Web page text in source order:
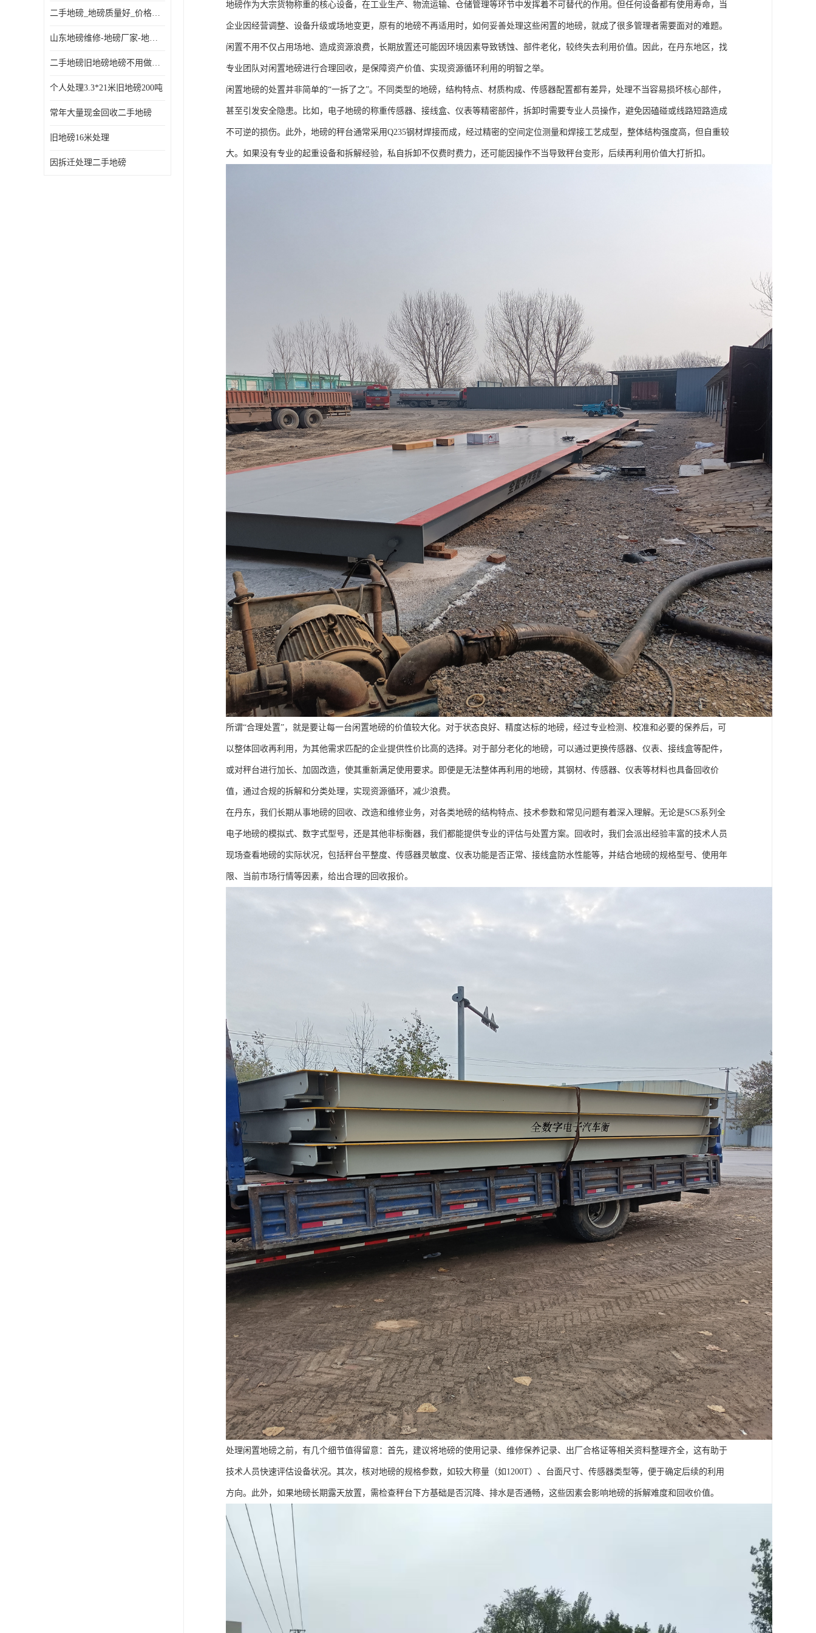
二手地磅_地磅质量好_价格便宜这里找【地磅行家】
山东地磅维修-地磅厂家-地磅价格-二手地磅
二手地磅旧地磅地磅不用做地基
个人处理3.3*21米旧地磅200吨
常年大量现金回收二手地磅
旧地磅16米处理
因拆迁处理二手地磅
地磅作为大宗货物称重的核心设备，在工业生产、物流运输、仓储管理等环节中发挥着不可替代的作用。但任何设备都有使用寿命，当
企业因经营调整、设备升级或场地变更，原有的地磅不再适用时，如何妥善处理这些闲置的地磅，就成了很多管理者需要面对的难题。
闲置不用不仅占用场地、造成资源浪费，长期放置还可能因环境因素导致锈蚀、部件老化，较终失去利用价值。因此，在丹东地区，找
专业团队对闲置地磅进行合理回收，是保障资产价值、实现资源循环利用的明智之举。
闲置地磅的处置并非简单的“一拆了之”。不同类型的地磅，结构特点、材质构成、传感器配置都有差异，处理不当容易损坏核心部件，
甚至引发安全隐患。比如，电子地磅的称重传感器、接线盒、仪表等精密部件，拆卸时需要专业人员操作，避免因磕碰或线路短路造成
不可逆的损伤。此外，地磅的秤台通常采用Q235钢材焊接而成，经过精密的空间定位测量和焊接工艺成型，整体结构强度高，但自重较
大。如果没有专业的起重设备和拆解经验，私自拆卸不仅费时费力，还可能因操作不当导致秤台变形，后续再利用价值大打折扣。
所谓“合理处置”，就是要让每一台闲置地磅的价值较大化。对于状态良好、精度达标的地磅，经过专业检测、校准和必要的保养后，可
以整体回收再利用，为其他需求匹配的企业提供性价比高的选择。对于部分老化的地磅，可以通过更换传感器、仪表、接线盒等配件，
或对秤台进行加长、加固改造，使其重新满足使用要求。即便是无法整体再利用的地磅，其钢材、传感器、仪表等材料也具备回收价
值，通过合规的拆解和分类处理，实现资源循环，减少浪费。
在丹东，我们长期从事地磅的回收、改造和维修业务，对各类地磅的结构特点、技术参数和常见问题有着深入理解。无论是SCS系列全
电子地磅的模拟式、数字式型号，还是其他非标衡器，我们都能提供专业的评估与处置方案。回收时，我们会派出经验丰富的技术人员
现场查看地磅的实际状况，包括秤台平整度、传感器灵敏度、仪表功能是否正常、接线盒防水性能等，并结合地磅的规格型号、使用年
限、当前市场行情等因素，给出合理的回收报价。
处理闲置地磅之前，有几个细节值得留意：首先，建议将地磅的使用记录、维修保养记录、出厂合格证等相关资料整理齐全，这有助于
技术人员快速评估设备状况。其次，核对地磅的规格参数，如较大称量（如1200T）、台面尺寸、传感器类型等，便于确定后续的利用
方向。此外，如果地磅长期露天放置，需检查秤台下方基础是否沉降、排水是否通畅，这些因素会影响地磅的拆解难度和回收价值。